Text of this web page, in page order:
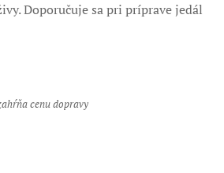
Doporučuje sa pri príprave jedál
cenu dopravy